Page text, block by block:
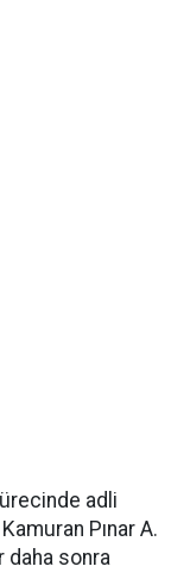
adli
Pınar A.
daha sonra